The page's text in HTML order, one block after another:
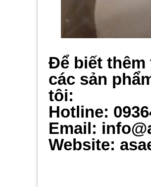
Để biết thêm
các sản
tôi:
Hotline:
Email:
Website: